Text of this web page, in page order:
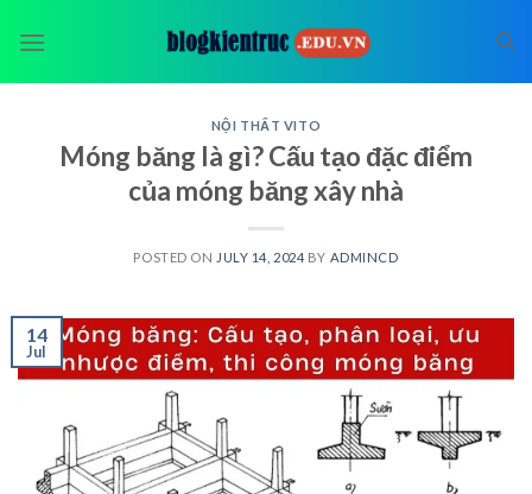
NỘI THẤT VITO
Móng băng là gì? Cấu tạo đặc điểm
của móng băng xây nhà
POSTED ON JULY 14, 2024 BY ADMINCD
14
Jul